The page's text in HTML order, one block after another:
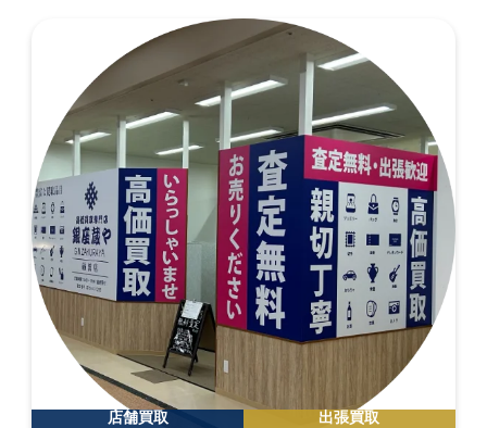
店舗買取 出張買取